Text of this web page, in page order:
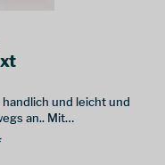
und leicht und
an.. Mit